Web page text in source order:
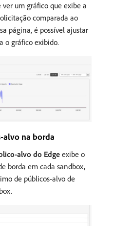
ver um gráfico que exibe a
comparada ao
página, é possível ajustar
o gráfico exibido.
alvo na borda
alvo do Edge exibe o
borda em cada sandbox,
de públicos-alvo de